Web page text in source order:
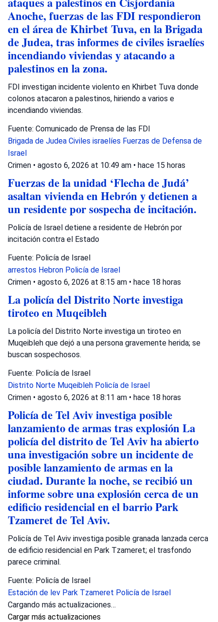
Anoche, fuerzas de las FDI respondieron
en el área de Khirbet Tuva, en la Brigada
de Judea, tras informes de civiles israelíes
incendiando viviendas y atacando a
palestinos en la zona.
FDI investigan incidente violento en Khirbet Tuva donde
colonos atacaron a palestinos, hiriendo a varios e
incendiando viviendas.
Fuente: Comunicado de Prensa de las FDI
Brigada de Judea Civiles israelíes Fuerzas de Defensa de
Israel
Crimen • agosto 6, 2026 at 10:49 am • hace 15 horas
Fuerzas de la unidad ‘Flecha de Judá’
asaltan vivienda en Hebrón y detienen a
un residente por sospecha de incitación.
Policía de Israel detiene a residente de Hebrón por
incitación contra el Estado
Fuente: Policía de Israel
arrestos Hebron Policía de Israel
Crimen • agosto 6, 2026 at 8:15 am • hace 18 horas
La policía del Distrito Norte investiga
tiroteo en Muqeibleh
La policía del Distrito Norte investiga un tiroteo en
Muqeibleh que dejó a una persona gravemente herida; se
buscan sospechosos.
Fuente: Policía de Israel
Distrito Norte Muqeibleh Policía de Israel
Crimen • agosto 6, 2026 at 8:11 am • hace 18 horas
Policía de Tel Aviv investiga posible
lanzamiento de armas tras explosión La
policía del distrito de Tel Aviv ha abierto
una investigación sobre un incidente de
posible lanzamiento de armas en la
ciudad. Durante la noche, se recibió un
informe sobre una explosión cerca de un
edificio residencial en el barrio Park
Tzameret de Tel Aviv.
Policía de Tel Aviv investiga posible granada lanzada cerca
de edificio residencial en Park Tzameret; el trasfondo
parece criminal.
Fuente: Policía de Israel
Estación de lev Park Tzameret Policía de Israel
Cargando más actualizaciones…
Cargar más actualizaciones